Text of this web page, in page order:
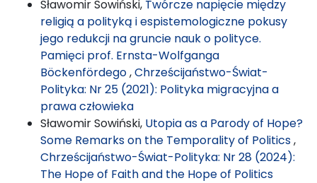
Sławomir Sowiński, Twórcze napięcie między
religią a polityką i espistemologiczne pokusy
jego redukcji na gruncie nauk o polityce.
Pamięci prof. Ernsta-Wolfganga
Böckenfördego,Chrześcijaństwo-Świat-
Polityka: Nr 25 (2021): Polityka migracyjna a
prawa człowieka
Sławomir Sowiński, Utopia as a Parody of Hope?
Some Remarks on the Temporality of Politics,
Chrześcijaństwo-Świat-Polityka: Nr 28 (2024):
The Hope of Faith and the Hope of Politics